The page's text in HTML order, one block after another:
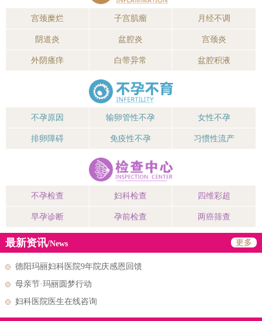
宫颈糜烂 子宫肌瘤 月经不调
阴道炎 盆腔炎 宫颈炎
外阴瘙痒 白带异常 盆腔积液
不孕原因 输卵管性不孕 女性不孕
排卵障碍 免疫性不孕 习惯性流产
不孕检查 妇科检查 四维彩超
早孕诊断 孕前检查 两癌筛查
最新资讯/News 更多
德阳玛丽妇科医院9年院庆感恩回馈
母亲节·玛丽圆梦行动
妇科医院医生在线咨询